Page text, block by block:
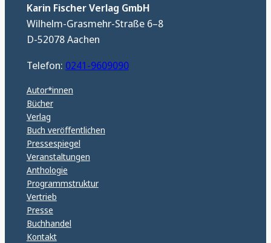
Karin Fischer Verlag GmbH
Wilhelm-Grasmehr-Straße 6–8
D-52078 Aachen
Telefon: 0241-9609090
Autor*innen
Bücher
Verlag
Buch veröffentlichen
Pressespiegel
Veranstaltungen
Anthologie
Programmstruktur
Vertrieb
Presse
Buchhandel
Kontakt